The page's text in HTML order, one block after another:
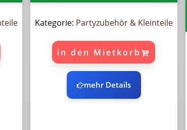
Kategorie: Partyzubehör & Kleinteile
in den Mietkorb
mehr Details